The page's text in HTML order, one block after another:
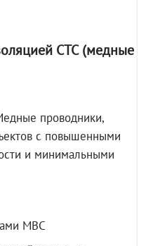
СТС (медные
проводники,
с повышенными
и минимальными
МВС